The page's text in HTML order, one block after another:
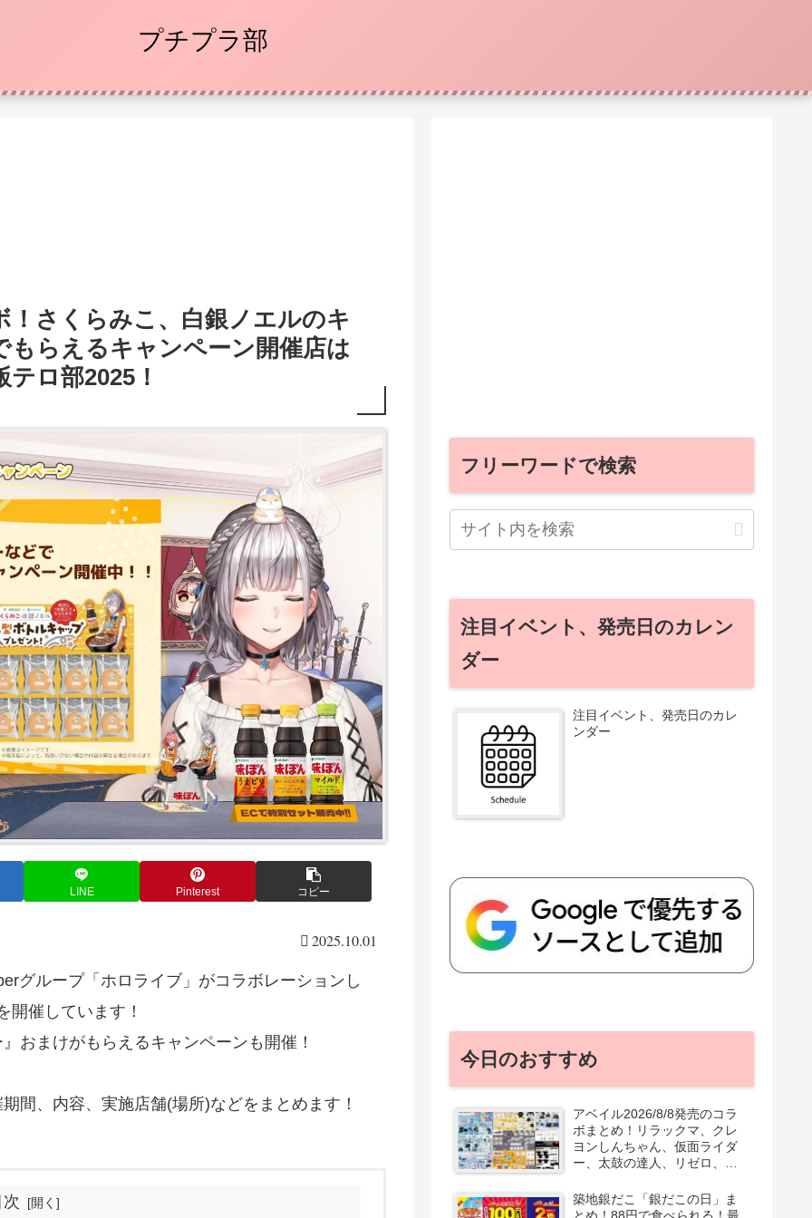
プチプラ部
さくらみこ、白銀ノエルのキ
らえるキャンペーン開催店は
ロ部2025！
LINE Pinterest コピー
2025.10.01
グループ「ホロライブ」がコラボレーションし
開催しています！
おまけがもらえるキャンペーンも開催！
間、内容、実施店舗(場所)などをまとめます！
フリーワードで検索
注目イベント、発売日のカレン
ダー
注目イベント、発売日のカレ
ンダー
今日のおすすめ
アベイル2026/8/8発売のコラ
ボまとめ！リラックマ、クレ
ヨンしんちゃん、仮面ライダ
ー、太鼓の達人、リゼロ、テ
口コミ、入荷数、行列、売り
切れ、整理券は？
築地銀だこ「銀だこの日」ま